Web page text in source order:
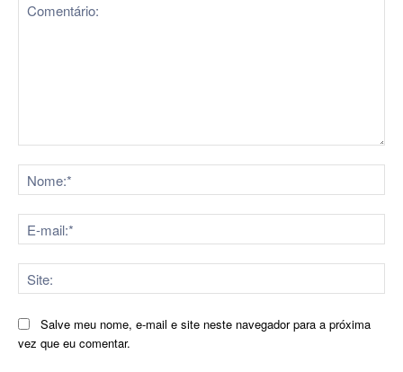
Salve meu nome, e-mail e site neste navegador para a próxima
vez que eu comentar.